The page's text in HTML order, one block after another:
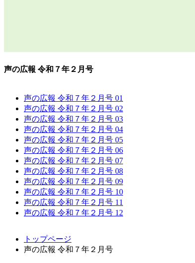
声の広報 令和７年２月号
声の広報 令和７年２月号 01
声の広報 令和７年２月号 02
声の広報 令和７年２月号 03
声の広報 令和７年２月号 04
声の広報 令和７年２月号 05
声の広報 令和７年２月号 06
声の広報 令和７年２月号 07
声の広報 令和７年２月号 08
声の広報 令和７年２月号 09
声の広報 令和７年２月号 10
声の広報 令和７年２月号 11
声の広報 令和７年２月号 12
トップページ
声の広報 令和７年２月号